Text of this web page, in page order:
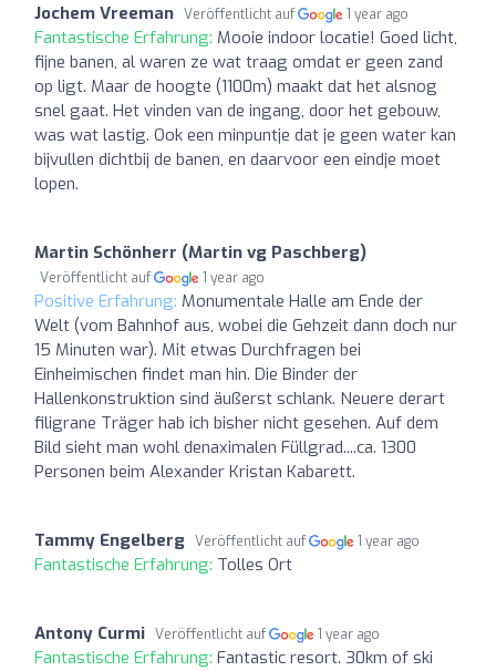
Jochem Vreeman Veröffentlicht auf 1 year ago
Fantastische Erfahrung: Mooie indoor locatie! Goed licht,
fijne banen, al waren ze wat traag omdat er geen zand
op ligt. Maar de hoogte (1100m) maakt dat het alsnog
snel gaat. Het vinden van de ingang, door het gebouw,
was wat lastig. Ook een minpuntje dat je geen water kan
bijvullen dichtbij de banen, en daarvoor een eindje moet
lopen.
Martin Schönherr (Martin vg Paschberg)
Veröffentlicht auf 1 year ago
Positive Erfahrung: Monumentale Halle am Ende der
Welt (vom Bahnhof aus, wobei die Gehzeit dann doch nur
15 Minuten war). Mit etwas Durchfragen bei
Einheimischen findet man hin. Die Binder der
Hallenkonstruktion sind äußerst schlank. Neuere derart
filigrane Träger hab ich bisher nicht gesehen. Auf dem
Bild sieht man wohl denaximalen Füllgrad....ca. 1300
Personen beim Alexander Kristan Kabarett.
Tammy Engelberg Veröffentlicht auf 1 year ago
Fantastische Erfahrung: Tolles Ort
Antony Curmi Veröffentlicht auf 1 year ago
Fantastische Erfahrung: Fantastic resort. 30km of ski